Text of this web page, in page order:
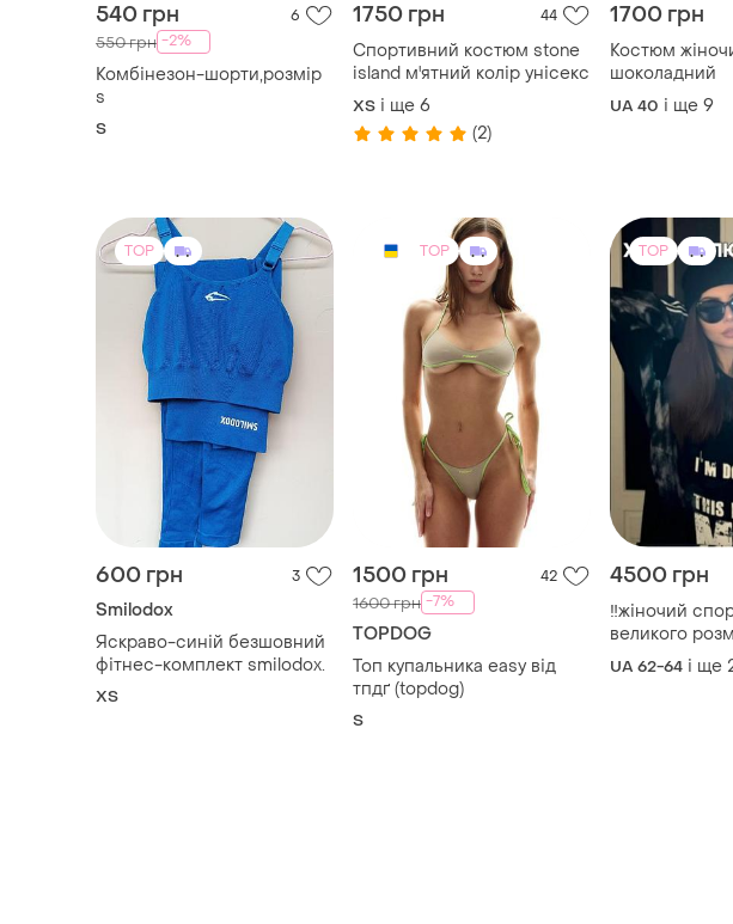
540 грн 6
550 грн -2%
Комбінезон-шорти,розмір
s
S
1750 грн 44
Спортивний костюм stone
island м'ятний колір унісекс
ХS і ще 6
(2)
1700 грн
Костюм
шоколадний
UA 40 і ще 9
TOP
600 грн 3
Smilodox
Яскраво-синій безшовний
фітнес-комплект smilodox.
ХS
TOP
1500 грн 42
1600 грн -7%
TOPDOG
Топ купальника easy від
тпдґ (topdog)
S
TOP
4500 грн
‼️жіночий
великого
UA 62-64 і ще